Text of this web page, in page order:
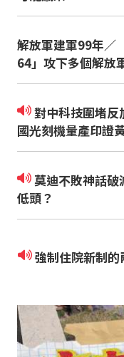
解放軍建軍99年／
64」攻下多個解放
對中科技圍堵反加速中國科技自主？！中
國光刻機量產印證
莫迪不敗神話破滅 印度Z世代如何逼政府
低頭？
強制住院新制的